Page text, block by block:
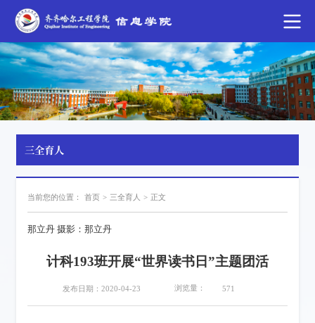
三全育人
当前您的位置： 首页 > 三全育人 > 正文
那立丹 摄影：那立丹
计科193班开展“世界读书日”主题团活
发布日期：2020-04-23 浏览量： 571